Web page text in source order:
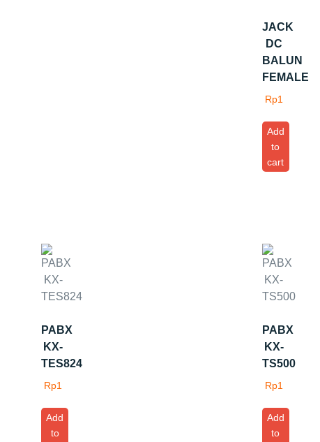
JACK
DC
BALUN
FEMALE
Rp1
Add
to
cart
PABX
KX-
TES824
Rp1
Add
to
PABX
KX-
TS500
Rp1
Add
to